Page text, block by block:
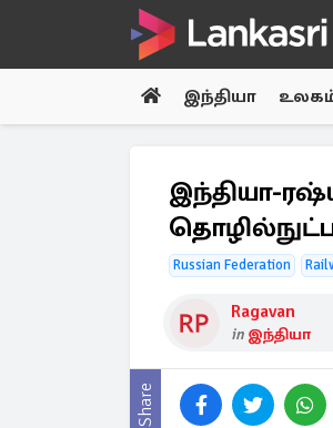
இந்தியா
இந்தியா-
Russian Federation
Ragavan
in இந்தியா
Share